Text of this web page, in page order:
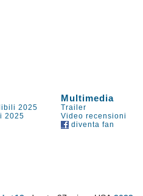
Multimedia
2025 Trailer
2025 Video recensioni
diventa fan